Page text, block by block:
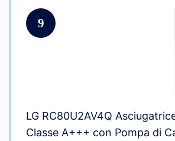
9
LG RC80U2AV4Q
Classe A+++ con Pompa di